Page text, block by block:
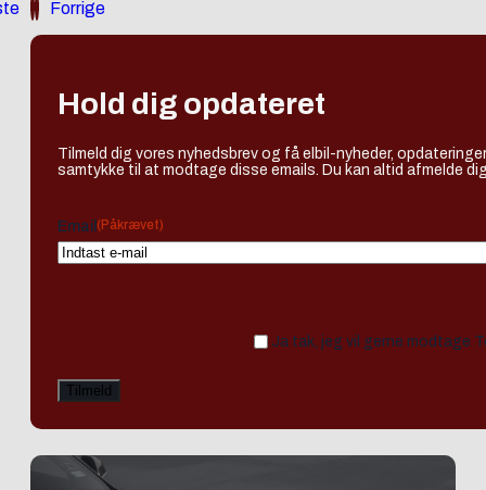
Forrige
Hold dig opdateret
Tilmeld dig vores nyhedsbrev og få elbil-nyheder,
samtykke til at modtage disse emails. Du kan altid afmelde
Email (Påkrævet)
Ja tak, jeg vil gerne modtage